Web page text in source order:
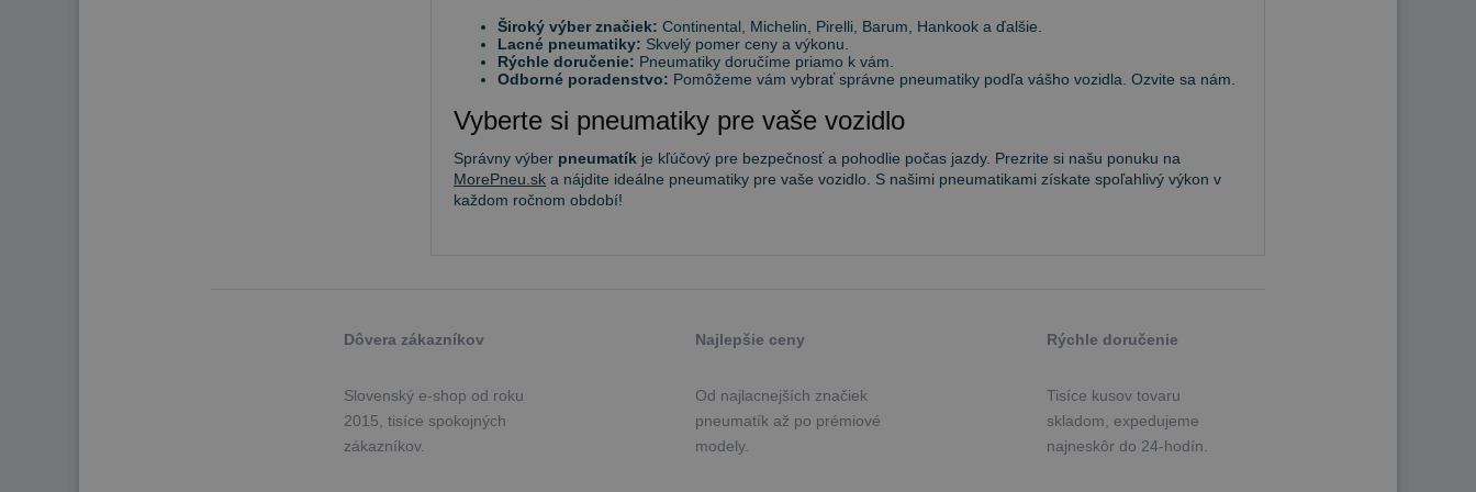
Široký výber značiek: Continental, Michelin, Pirelli, Barum, Hankook a ďalšie.
Lacné pneumatiky: Skvelý pomer ceny a výkonu.
Rýchle doručenie: Pneumatiky doručíme priamo k vám.
Odborné poradenstvo: Pomôžeme vám vybrať správne pneumatiky podľa vášho vozidla. Ozvite sa nám.
Vyberte si pneumatiky pre vaše vozidlo
Správny výber pneumatík je kľúčový pre bezpečnosť a pohodlie počas jazdy. Prezrite si našu ponuku na
MorePneu.sk a nájdite ideálne pneumatiky pre vaše vozidlo. S našimi pneumatikami získate spoľahlivý výkon v
každom ročnom období!
Dôvera zákazníkov
Slovenský e-shop od roku
2015, tisíce spokojných
zákazníkov.
Najlepšie ceny
Od najlacnejších značiek
pneumatík až po prémiové
modely.
Rýchle doručenie
Tisíce kusov tovaru
skladom, expedujeme
najneskôr do 24-hodín.